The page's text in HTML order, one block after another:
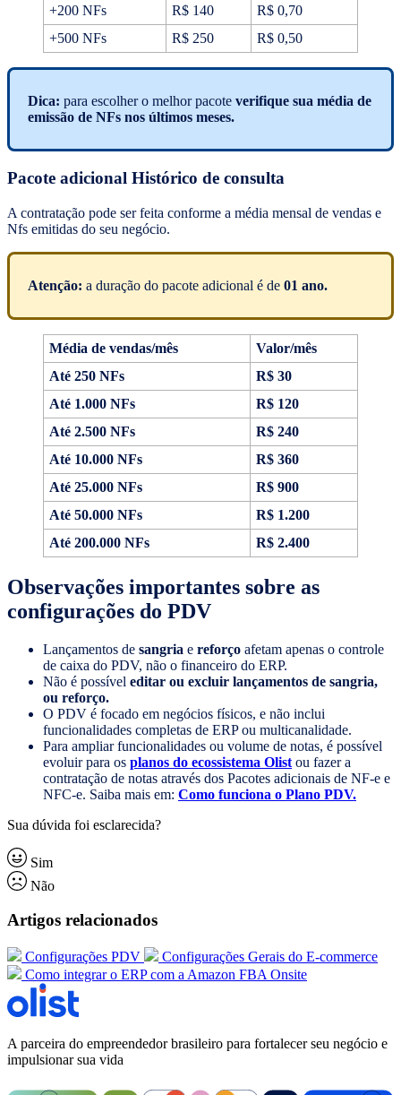
+200 NFs R$ 140
R$ 0,70
+500 NFs
R$ 250 R$ 0,50
Dica: para escolher o melhor pacote verifique sua média de
emissão de NFs nos últimos meses.
Pacote adicional Histórico de consulta
A contratação pode ser feita conforme a média mensal de vendas e
Nfs emitidas do seu negócio.
Atenção: a duração do pacote adicional é de 01 ano.
Média de vendas/mês
Valor/mês
Até 250 NFs
R$ 30
Até 1.000 NFs
R$ 120
Até 2.500 NFs
R$ 240
Até 10.000 NFs
R$ 360
Até 25.000 NFs
R$ 900
Até 50.000 NFs
R$ 1.200
Até 200.000 NFs
R$ 2.400
Observações importantes sobre as
configurações do PDV
Lançamentos de sangria e reforço afetam apenas o controle
de caixa do PDV, não o financeiro do ERP.
Não é possível editar ou excluir lançamentos de sangria,
ou reforço.
O PDV é focado em negócios físicos, e não inclui
funcionalidades completas de ERP ou multicanalidade.
Para ampliar funcionalidades ou volume de notas, é possível
evoluir para os planos do ecossistema Olist ou fazer a
contratação de notas através dos Pacotes adicionais de NF-e e
NFC-e. Saiba mais em: Como funciona o Plano PDV.
Sua dúvida foi esclarecida?
Sim
Não
Artigos relacionados
Configurações PDV
Configurações Gerais do E-commerce
Como integrar o ERP com a Amazon FBA Onsite
A parceira do empreendedor brasileiro para fortalecer seu negócio e
impulsionar sua vida